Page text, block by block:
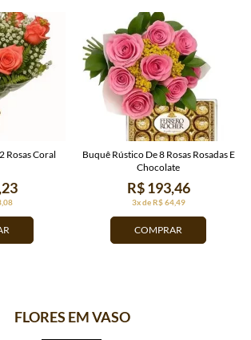
Rosas Coral
COMPRAR
3x de R$ 64,49
R$ 193,46
Buquê Rústico De 8 Rosas Rosadas E
Chocolate
FLORES EM VASO